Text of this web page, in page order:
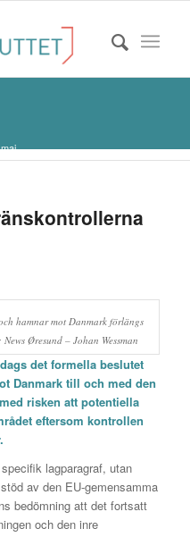
hamnar mot Danmark förlängs
Øresund – Johan Wessman
det formella beslutet
Danmark till och med den
risken att potentiella
eftersom kontrollen
lagparagraf, utan
av den EU-gemensamma
bedömning att det fortsatt
och den inre